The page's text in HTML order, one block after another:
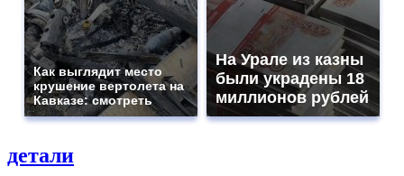
Как выглядит место
крушение вертолета на
Кавказе: смотреть
На Урале из казны
были украдены 18
миллионов рублей
детали